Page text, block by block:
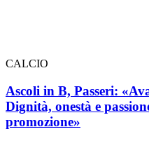
CALCIO
Ascoli in B, Passeri:
Dignità, onestà e
promozione»